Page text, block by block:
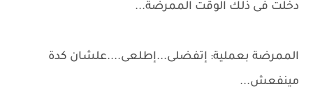
دخلت فى ذلك الوقت الممرضة...
الممرضة بعملية: إتفضلى...إطلعى....علشان كدة
مينفعش...